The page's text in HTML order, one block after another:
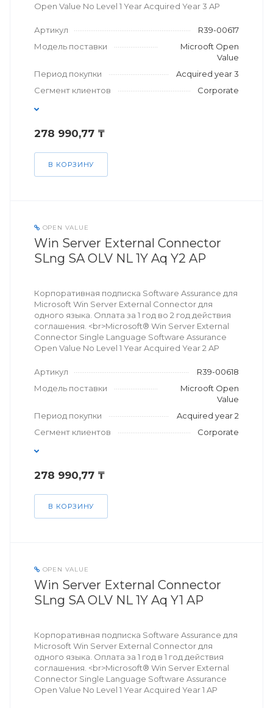
Open Value No Level 1 Year Acquired Year 3 AP
Артикул
R39-00617
Модель поставки
Microoft Open
Value
Период покупки
Acquired year 3
Сегмент клиентов
Corporate
278 990,77 ₸
В КОРЗИНУ
OPEN VALUE
Win Server External Connector
SLng SA OLV NL 1Y Aq Y2 AP
Корпоративная подписка Software Assurance для
Microsoft Win Server External Connector для
одного языка. Оплата за 1 год во 2 год действия
соглашения. <br>Microsoft® Win Server External
Connector Single Language Software Assurance
Open Value No Level 1 Year Acquired Year 2 AP
Артикул
R39-00618
Модель поставки
Microoft Open
Value
Период покупки
Acquired year 2
Сегмент клиентов
Corporate
278 990,77 ₸
В КОРЗИНУ
OPEN VALUE
Win Server External Connector
SLng SA OLV NL 1Y Aq Y1 AP
Корпоративная подписка Software Assurance для
Microsoft Win Server External Connector для
одного языка. Оплата за 1 год в 1 год действия
соглашения. <br>Microsoft® Win Server External
Connector Single Language Software Assurance
Open Value No Level 1 Year Acquired Year 1 AP